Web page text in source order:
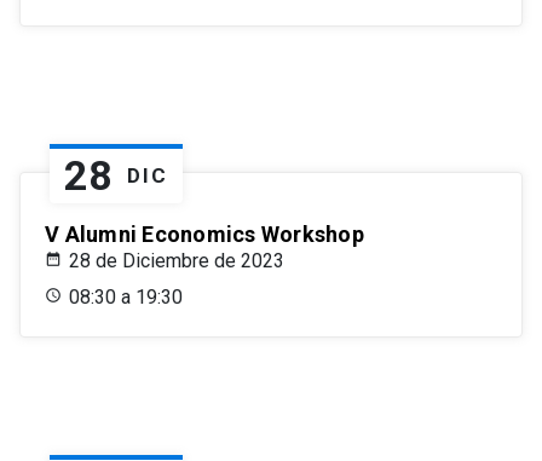
28 DIC
V Alumni Economics Workshop
28 de Diciembre de 2023
08:30 a 19:30